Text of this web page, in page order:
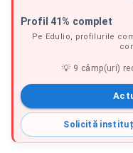
Profil 41% complet
Pe Edulio, profilurile
💡 9 câmp(uri)
Solicită